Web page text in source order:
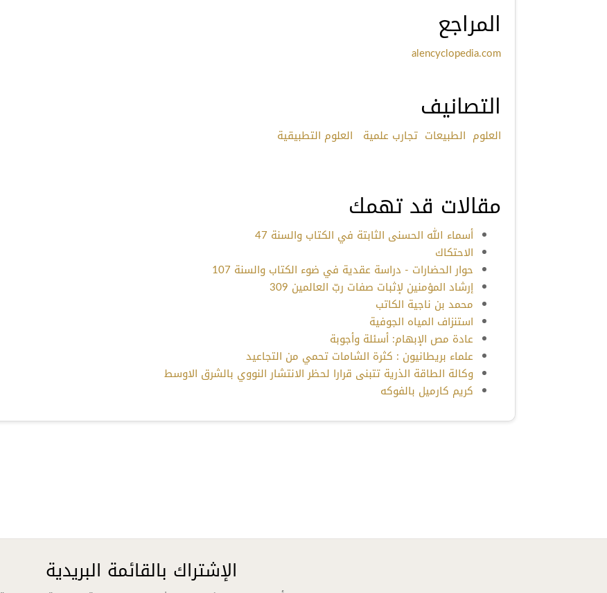
المراجع
alencyclopedia.com
التصانيف
العلوم الطبيعات تجارب علمية العلوم التطبيقية
مقالات قد تهمك
أسماء الله الحسنى الثابتة في الكتاب والسنة 47
الاحتكاك
حوار الحضارات - دراسة عقدية في ضوء الكتاب والسنة 107
إرشاد المؤمنين لإثبات صفات ربّ العالمين 309
محمد بن ناجية الكاتب
استنزاف المياه الجوفية
عادة مص الإبهام: أسئلة وأجوبة
علماء بريطانيون : كثرة الشامات تحمي من التجاعيد
وكالة الطاقة الذرية تتبنى قرارا لحظر الانتشار النووي بالشرق الاوسط
كريم كارميل بالفوكه
الإشتراك بالقائمة البريدية